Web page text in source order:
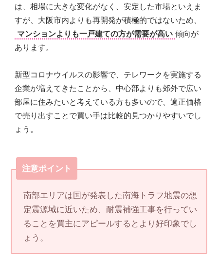
は、相場に大きな変化がなく、安定した市場といえま
すが、大阪市内よりも再開発が積極的ではないため、
マンションよりも一戸建ての方が需要が高い 傾向が
あります。
新型コロナウイルスの影響で、テレワークを実施する
企業が増えてきたことから、中心部よりも郊外で広い
部屋に住みたいと考えている方も多いので、適正価格
で売り出すことで買い手は比較的見つかりやすいでし
ょう。
注意ポイント
南部エリアは国が発表した南海トラフ地震の想
定震源域に近いため、耐震補強工事を行ってい
ることを買主にアピールするとより好印象でし
ょう。